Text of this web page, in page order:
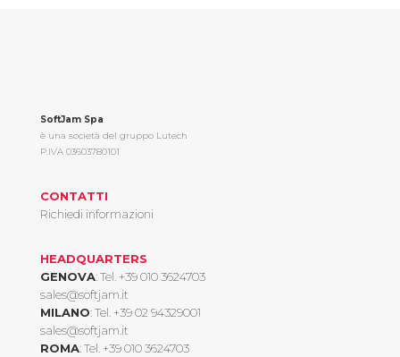
SoftJam Spa
è una società del gruppo Lutech
P.IVA 03603780101
CONTATTI
Richiedi informazioni
HEADQUARTERS
GENOVA: Tel. +39 010 3624703
sales@softjam.it
MILANO: Tel. +39 02 94329001
sales@softjam.it
ROMA: Tel. +39 010 3624703